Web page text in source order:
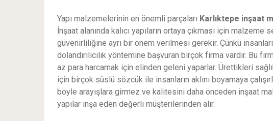
Yapı malzemelerinin en önemli parçaları Karlıktepe inşaat
İnşaat alanında kalıcı yapıların ortaya çıkması için
güvenirliliğine ayrı bir önem verilmesi gerekir. Çünkü
dolandırılıcılık yöntemine başvuran birçok firma vardır. Bu
az para harcamak için elinden geleni yaparlar. Ürettikleri
için birçok süslü sözcük ile insanların aklını boyamaya
böyle arayışlara girmez ve kalitesini daha önceden inşaat
yapılar inşa eden değerli müşterilerinden alır.